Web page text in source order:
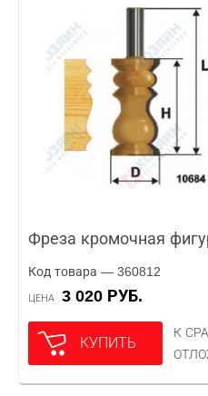
Фреза кромочная
Код товара — 360812
ЦЕНА 3 020 РУБ.
КУПИТЬ
К